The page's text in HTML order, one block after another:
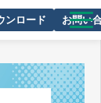
ンロード お問い